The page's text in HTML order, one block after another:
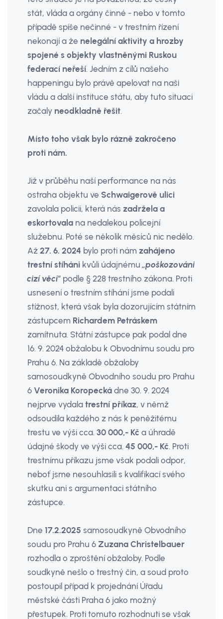
stát, vláda a orgány činné - nebo v tomto
případě spíše nečinné - v trestním řízení
nekonají a že nelegální aktivity a hrozby
spojené s objekty vlastněnými Ruskou
federací neřeší. Jedním z cílů našeho
happeningu bylo právě apelovat na naši
vládu a další instituce státu, aby tuto situaci
začaly neodkladně řešit.
Místo toho však bylo rázně zakročeno
proti nám.
Již v průběhu naší performance na nás
ostraha objektu ve Schwaigerově ulici
zavolala policii, která nás zadržela a
eskortovala na nedalekou policejní
služebnu. Poté se ně­kolik měsíců nic nedělo.
Až 27. 6. 2024 bylo proti nám zahájeno
trestní stíháni kvůli údajnému„poškozováni
cizí věci" podle § 228 trestního zákona. Proti
usnesení o trestním stíhání jsme poda­li
stížnost, která však byla dozorujícím státním
zástupcem Richardem Petrás­kem
zamítnuta. Státní zástupce pak podal dne
16. 9. 2024 obžalobu k Obvodnímu soudu pro
Prahu 6. Na základě obžaloby
samosoudkyně Obvodního soudu pro Prahu
6 Veronika Koropecká dne 30. 9. 2024
nejprve vydala trestní příkaz, v němž
odsoudila každého z nás k peněžitému
trestu ve výši cca. 30 000,- Kč a úhradě
údajné škody ve výši cca. 45 000,- Kč. Proti
trestnímu příka­zu jsme však podali odpor,
neboť jsme nesouhlasili s kvalifikací svého
skutku ani s argumentaci státního
zástupce.
Dne 17.2.2025 samosoudkyně Obvodního
soudu pro Prahu 6 Zuzana Christelbauer
rozhodla o zproštění obžaloby. Podle
soudkyně nešlo o trestný čin, a soud proto
postoupil případ k projednání Úřadu
městské části Praha 6 jako možný
přestupek. Proti tomuto rozhodnuti se však